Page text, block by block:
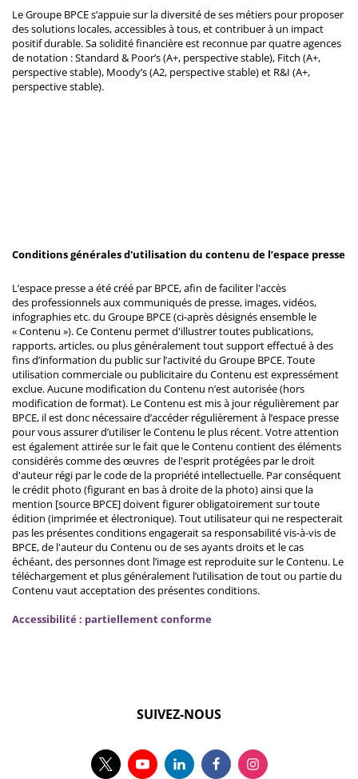
Le Groupe BPCE s’appuie sur la diversité de ses métiers pour proposer
des solutions locales, accessibles à tous, et contribuer à un impact
positif durable. Sa solidité financière est reconnue par quatre agences
de notation : Standard & Poor’s (A+, perspective stable), Fitch (A+,
perspective stable), Moody’s (A2, perspective stable) et R&I (A+,
perspective stable).
Conditions générales d'utilisation du contenu de l’espace presse
L’espace presse a été créé par BPCE, afin de faciliter l'accès
des professionnels aux communiqués de presse, images, vidéos,
infographies etc. du Groupe BPCE (ci-après désignés ensemble le
« Contenu »). Ce Contenu permet d'illustrer toutes publications,
rapports, articles, ou plus généralement tout support effectué à des
fins d’information du public sur l’activité du Groupe BPCE. Toute
utilisation commerciale ou publicitaire du Contenu est expressément
exclue. Aucune modification du Contenu n’est autorisée (hors
modification de format). Le Contenu est mis à jour régulièrement par
BPCE, il est donc nécessaire d’accéder régulièrement à l’espace presse
pour vous assurer d’utiliser le Contenu le plus récent. Votre attention
est également attirée sur le fait que le Contenu contient des éléments
considérés comme des œuvres de l'esprit protégées par le droit
d'auteur régi par le code de la propriété intellectuelle. Par conséquent
le crédit photo (figurant en bas à droite de la photo) ainsi que la
mention [source BPCE] doivent figurer obligatoirement sur toute
édition (imprimée et électronique). Tout utilisateur qui ne respecterait
pas les présentes conditions engagerait sa responsabilité vis-à-vis de
BPCE, de l'auteur du Contenu ou de ses ayants droits et le cas
échéant, des personnes dont l’image est reproduite sur le Contenu. Le
téléchargement et plus généralement l’utilisation de tout ou partie du
Contenu vaut acceptation des présentes conditions.
Accessibilité : partiellement conforme
SUIVEZ-NOUS